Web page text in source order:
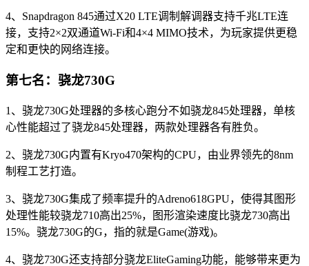
4、Snapdragon 845通过X20 LTE调制解调器支持千兆LTE连
接，支持2×2双通道Wi-Fi和4×4 MIMO技术，为玩家提供更稳
定和更快的网络连接。
第七名：骁龙730G
1、骁龙730G处理器的多核心跑分不如骁龙845处理器，单核
心性能超过了骁龙845处理器，两款处理器各有胜负。
2、骁龙730G内置有Kryo470架构的CPU，由业界领先的8nm
制程工艺打造。
3、骁龙730G集成了频率提升的Adreno618GPU，使得其图形
处理性能较骁龙710高出25%，图形渲染速度比骁龙730高出
15%。骁龙730G的G，指的就是Game(游戏)。
4、骁龙730G还支持部分骁龙EliteGaming功能，能够带来更为